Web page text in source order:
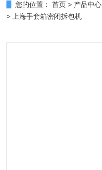
您的位置： 首页 > 产品中心
> 上海手套箱密闭拆包机